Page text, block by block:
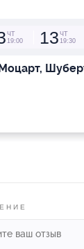
ЧТ
19:00
13 ЧТ
19:30